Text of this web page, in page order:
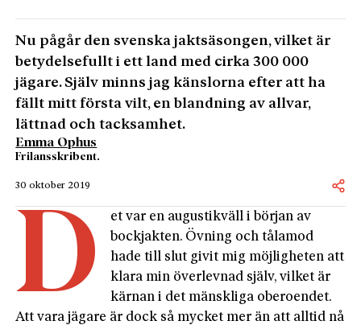
Nu pågår den svenska jaktsäsongen, vilket är
betydelsefullt i ett land med cirka 300 000
jägare. Själv minns jag känslorna efter att ha
fällt mitt första vilt, en blandning av allvar,
lättnad och tacksamhet.
Emma Ophus
Frilansskribent.
30 oktober 2019
D
et var en augustikväll i början av
bockjakten. Övning och tålamod
hade till slut givit mig möjligheten att
klara min överlevnad själv, vilket är
kärnan i det mänskliga oberoendet.
Att vara jägare är dock så mycket mer än att alltid nå